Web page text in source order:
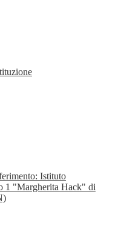
Istituto
1 "Margherita Hack" di